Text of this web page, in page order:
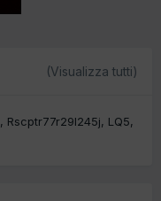
(Visualizza tutti)
Rscptr77r29l245j
LQ5